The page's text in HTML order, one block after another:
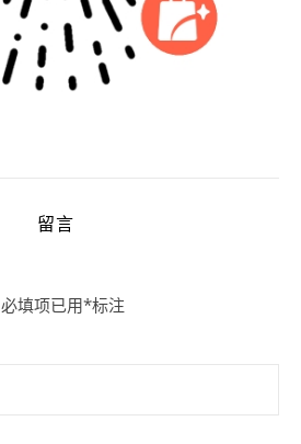
留言
必填项已用*标注